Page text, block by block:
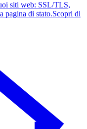
siti web: SSL/TLS,
pagina di stato.Scopri di